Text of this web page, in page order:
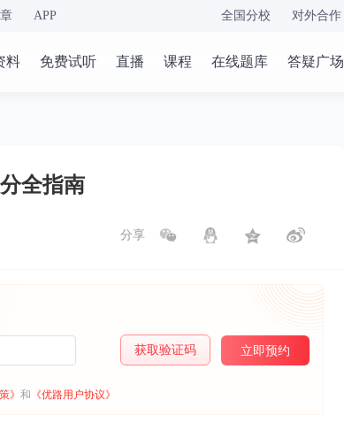
APP 全国分校 对外合作
料 免费试听 直播 课程 在线题库 答疑广场
全指南
分享
获取验证码 立即预约
》 和 《优路用户协议》